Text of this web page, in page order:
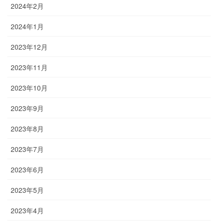
2024年2月
2024年1月
2023年12月
2023年11月
2023年10月
2023年9月
2023年8月
2023年7月
2023年6月
2023年5月
2023年4月